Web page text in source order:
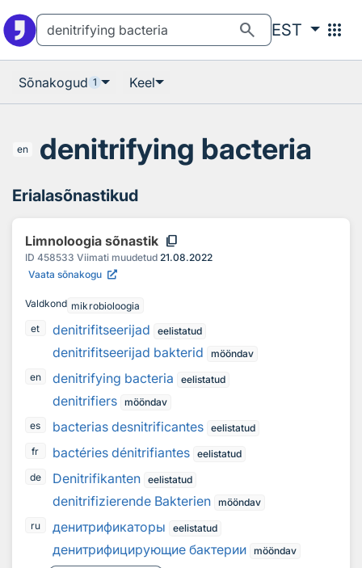
search EST apps
Sõnakogud 1 Keel
en denitrifying bacteria
Erialasõnastikud
Limnoloogia sõnastik content_copy
ID 458533 Viimati muudetud 21.08.2022
Vaata sõnakogu
Valdkond mikrobioloogia
et
denitrifitseerijad eelistatud
denitrifitseerijad bakterid
mööndav
en
denitrifying bacteria eelistatud
denitrifiers mööndav
es
bacterias desnitrificantes eelistatud
fr
bactéries dénitrifiantes eelistatud
de
Denitrifikanten eelistatud
denitrifizierende Bakterien mööndav
ru
денитрификаторы eelistatud
денитрифицирующие бактерии mööndav